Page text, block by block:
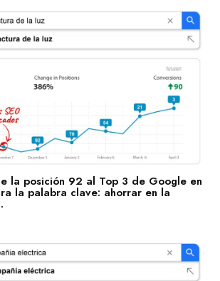
Logística
la posición 92 al Top 3 de Google en
la palabra clave: ahorrar en la